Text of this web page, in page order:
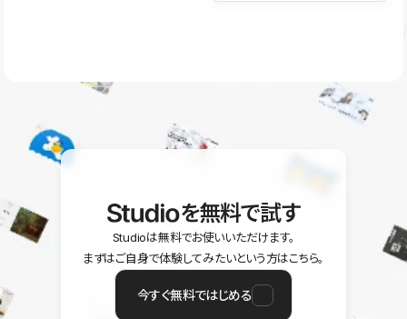
ユーザー同士で質問・相談できるコミュニティもご利用ください。
を無料で試す
Studioは無料でお使いいただけます。
まずはご自身で体験してみたいという方はこちら。
今すぐ無料ではじめる